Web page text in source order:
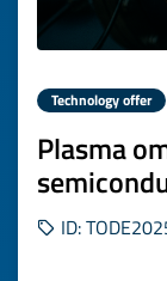
Technology offer
Plasma
ID: